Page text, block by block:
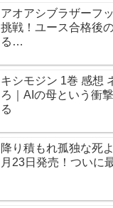
アオアシブラザーフ
挑戦！ユース合格後
る…
キシモジン 1巻 感想
ろ｜AIの母という衝
る
降り積もれ孤独な死
月23日発売！ついに